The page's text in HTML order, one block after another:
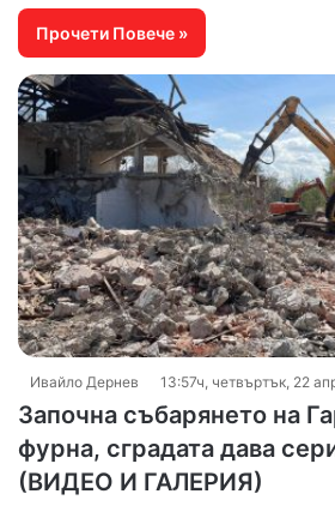
Прочети Повече »
Ивайло Дернев 13:57ч, четвъртък, 22
Започна събарянето на
фурна, сградата дава
(ВИДЕО И ГАЛЕРИЯ)